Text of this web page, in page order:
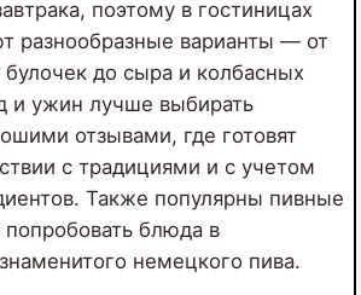
поэтому в гостиницах
разнообразные варианты — от
до сыра и колбасных
и ужин лучше выбирать
отзывами, где готовят
с традициями и с учетом
Также популярны пивные
блюда в
немецкого пива.